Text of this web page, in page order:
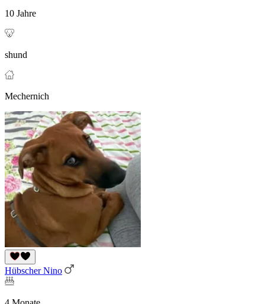
10 Jahre
shund
Mechernich
Hübscher Nino